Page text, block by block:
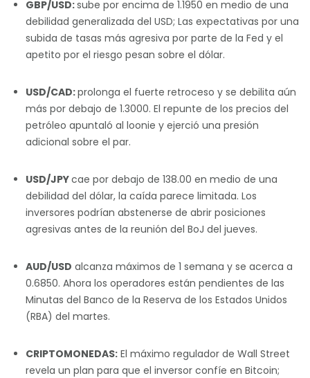
GBP/USD:sube por encima de 1.1950 en medio de una
debilidad generalizada del USD; Las expectativas por una
subida de tasas más agresiva por parte de la Fed y el
apetito por el riesgo pesan sobre el dólar.
USD/CAD:prolonga el fuerte retroceso y se debilita aún
más por debajo de 1.3000. El repunte de los precios del
petróleo apuntaló al loonie y ejerció una presión
adicional sobre el par.
USD/JPYcae por debajo de 138.00 en medio de una
debilidad del dólar, la caída parece limitada. Los
inversores podrían abstenerse de abrir posiciones
agresivas antes de la reunión del BoJ del jueves.
AUD/USD alcanza máximos de 1 semana y se acerca a
0.6850. Ahora los operadores están pendientes de las
Minutas del Banco de la Reserva de los Estados Unidos
(RBA) del martes.
CRIPTOMONEDAS: El máximo regulador de Wall Street
revela un plan para que el inversor confíe en Bitcoin;